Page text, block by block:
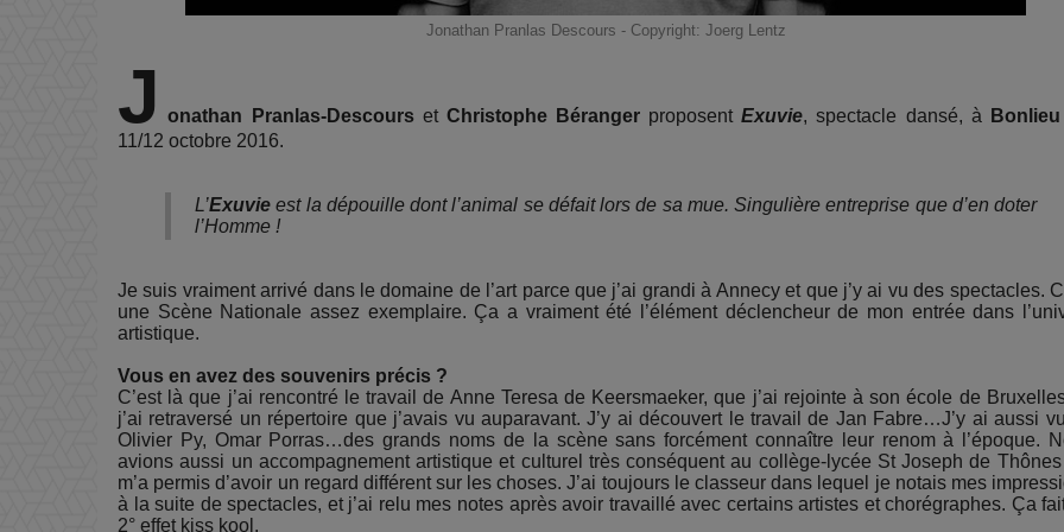
Jonathan Pranlas Descours - Copyright: Joerg Lentz
J onathan Pranlas-Descourset Christophe Béranger proposentExuvie, spectacle dansé, à Bonlieu
11/12 octobre 2016.
L’Exuvieest la dépouille dont l’animal se défait lors de sa mue. Singulière entreprise que d’en doter
l’Homme !
Je suis vraiment arrivé dans le domaine de l’art parce que j’ai grandi à Annecy et que j’y ai vu des spectacles.
une Scène Nationale assez exemplaire. Ça a vraiment été l’élément déclencheur de mon entrée dans
artistique.
Vous en avez des souvenirs précis ?
C’est là que j’ai rencontré le travail de Anne Teresa de Keersmaeker, que j’ai rejointe à son école de
j’ai retraversé un répertoire que j’avais vu auparavant. J’y ai découvert le travail de Jan Fabre…J’y ai aussi
Olivier Py, Omar Porras…des grands noms de la scène sans forcément connaître leur renom à l’époque.
avions aussi un accompagnement artistique et culturel très conséquent au collège-lycée St Joseph de
m’a permis d’avoir un regard différent sur les choses. J’ai toujours le classeur dans lequel je notais mes
à la suite de spectacles, et j’ai relu mes notes après avoir travaillé avec certains artistes et chorégraphes. Ça
2° effet kiss kool.